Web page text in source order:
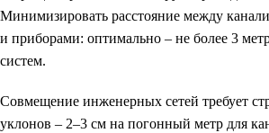
Минимизировать расстояние между
и приборами: оптимально – не более 3
систем.
Совмещение инженерных сетей требует
уклонов – 2–3 см на погонный метр для